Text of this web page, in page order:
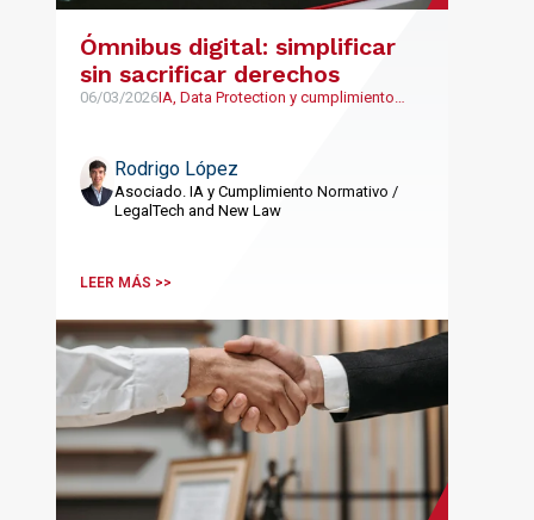
Ómnibus digital: simplificar
sin sacrificar derechos
06/03/2026IA, Data Protection y cumplimiento
Rodrigo López
Asociado. IA y Cumplimiento Normativo /
LegalTech and New Law
LEER MÁS >>